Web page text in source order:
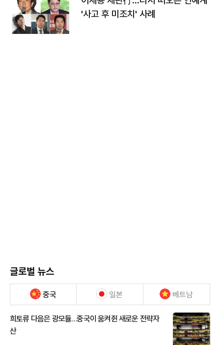
'사고 후 미조치' 사례
글로벌 뉴스
중국 일본 베트남
희토류 다음은 광모듈…중국이 움켜쥔 새로운 전략자
산